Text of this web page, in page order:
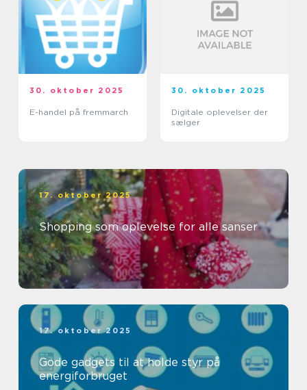
30. oktober 2025
E-handel på fremmarch
30. oktober 2025
Digitale oplevelser der
sælger
17. oktober 2025
Shopping som oplevelse for alle sanser
17. oktober 2025
Gode gadgets til at holde styr på
energiforbruget